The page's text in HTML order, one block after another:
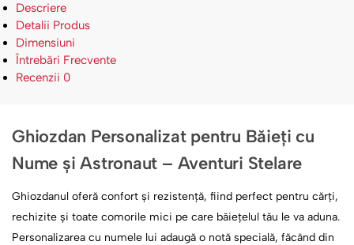
Descriere
Detalii Produs
Dimensiuni
Întrebări Frecvente
Recenzii 0
Ghiozdan Personalizat pentru Băieți cu
Nume și Astronaut – Aventuri Stelare
Ghiozdanul oferă confort și rezistență, fiind perfect pentru cărți,
rechizite și toate comorile mici pe care băiețelul tău le va aduna.
Personalizarea cu numele lui adaugă o notă specială, făcând din